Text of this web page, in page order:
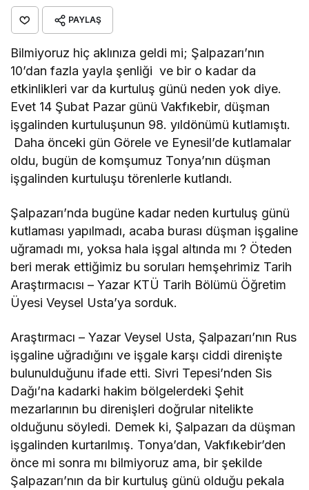
PAYLAŞ
Bilmiyoruz hiç aklınıza geldi mi; Şalpazarı’nın
10’dan fazla yayla şenliği ve bir o kadar da
etkinlikleri var da kurtuluş günü neden yok diye.
Evet 14 Şubat Pazar günü Vakfıkebir, düşman
işgalinden kurtuluşunun 98. yıldönümü kutlamıştı.
Daha önceki gün Görele ve Eynesil’de kutlamalar
oldu, bugün de komşumuz Tonya’nın düşman
işgalinden kurtuluşu törenlerle kutlandı.
Şalpazarı’nda bugüne kadar neden kurtuluş günü
kutlaması yapılmadı, acaba burası düşman işgaline
uğramadı mı, yoksa hala işgal altında mı ? Öteden
beri merak ettiğimiz bu soruları hemşehrimiz Tarih
Araştırmacısı – Yazar KTÜ Tarih Bölümü Öğretim
Üyesi Veysel Usta’ya sorduk.
Araştırmacı – Yazar Veysel Usta, Şalpazarı’nın Rus
işgaline uğradığını ve işgale karşı ciddi direnişte
bulunulduğunu ifade etti. Sivri Tepesi’nden Sis
Dağı’na kadarki hakim bölgelerdeki Şehit
mezarlarının bu direnişleri doğrular nitelikte
olduğunu söyledi. Demek ki, Şalpazarı da düşman
işgalinden kurtarılmış. Tonya’dan, Vakfıkebir’den
önce mi sonra mı bilmiyoruz ama, bir şekilde
Şalpazarı’nın da bir kurtuluş günü olduğu pekala